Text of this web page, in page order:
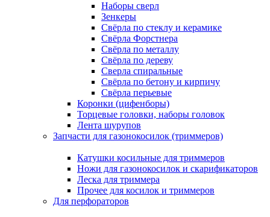
Наборы сверл
Зенкеры
Свёрла по стеклу и керамике
Свёрла Форстнера
Свёрла по металлу
Свёрла по дереву
Сверла спиральные
Свёрла по бетону и кирпичу
Свёрла перьевые
Коронки (цифенборы)
Торцевые головки, наборы головок
Лента шурупов
Запчасти для газонокосилок (триммеров)
Катушки косильные для триммеров
Ножи для газонокосилок и скарификаторов
Леска для триммера
Прочее для косилок и триммеров
Для перфораторов